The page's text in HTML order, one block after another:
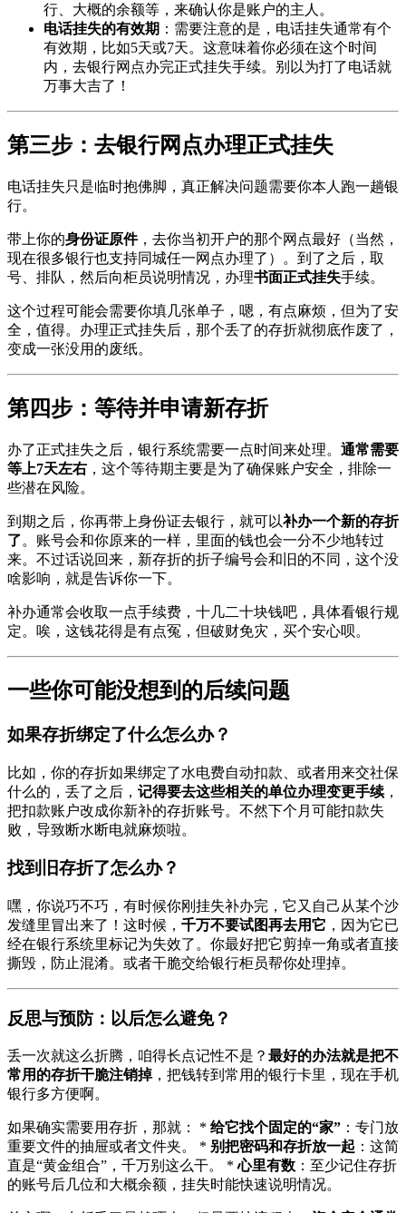
行、大概的余额等，来确认你是账户的主人。
电话挂失的有效期 ：需要注意的是，电话挂失通常有个
有效期，比如5天或7天。这意味着你必须在这个时间
内，去银行网点办完正式挂失手续。别以为打了电话就
万事大吉了！
第三步：去银行网点办理正式挂失
电话挂失只是临时抱佛脚，真正解决问题需要你本人跑一趟银
行。
带上你的身份证原件，去你当初开户的那个网点最好（当然，
现在很多银行也支持同城任一网点办理了）。到了之后，取
号、排队，然后向柜员说明情况，办理书面正式挂失手续。
这个过程可能会需要你填几张单子，嗯，有点麻烦，但为了安
全，值得。办理正式挂失后，那个丢了的存折就彻底作废了，
变成一张没用的废纸。
第四步：等待并申请新存折
办了正式挂失之后，银行系统需要一点时间来处理。 通常需要
等上7天左右 ，这个等待期主要是为了确保账户安全，排除一
些潜在风险。
到期之后，你再带上身份证去银行，就可以补办一个新的存折
了。账号会和你原来的一样，里面的钱也会一分不少地转过
来。不过话说回来，新存折的折子编号会和旧的不同，这个没
啥影响，就是告诉你一下。
补办通常会收取一点手续费，十几二十块钱吧，具体看银行规
定。唉，这钱花得是有点冤，但破财免灾，买个安心呗。
一些你可能没想到的后续问题
如果存折绑定了什么怎么办？
比如，你的存折如果绑定了水电费自动扣款、或者用来交社保
什么的，丢了之后， 记得要去这些相关的单位办理变更手续，
把扣款账户改成你新补的存折账号。不然下个月可能扣款失
败，导致断水断电就麻烦啦。
找到旧存折了怎么办？
嘿，你说巧不巧，有时候你刚挂失补办完，它又自己从某个沙
发缝里冒出来了！这时候， 千万不要试图再去用它 ，因为它已
经在银行系统里标记为失效了。你最好把它剪掉一角或者直接
撕毁，防止混淆。或者干脆交给银行柜员帮你处理掉。
反思与预防：以后怎么避免？
丢一次就这么折腾，咱得长点记性不是？ 最好的办法就是把不
常用的存折干脆注销掉，把钱转到常用的银行卡里，现在手机
银行多方便啊。
如果确实需要用存折，那就： * 给它找个固定的“家” ：专门放
重要文件的抽屉或者文件夹。 * 别把密码和存折放一起 ：这简
直是“黄金组合”，千万别这么干。 *心里有数 ：至少记住存折
的账号后几位和大概余额，挂失时能快速说明情况。